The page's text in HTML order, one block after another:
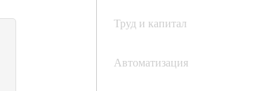
Труд и капитал
Автоматизация